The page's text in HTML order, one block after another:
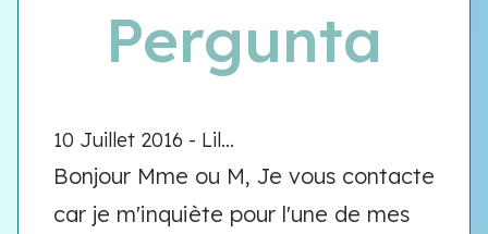
Pergunta
10 Juillet 2016 - Lil...
Bonjour Mme ou M, Je vous contacte
car je m'inquiète pour l'une de mes